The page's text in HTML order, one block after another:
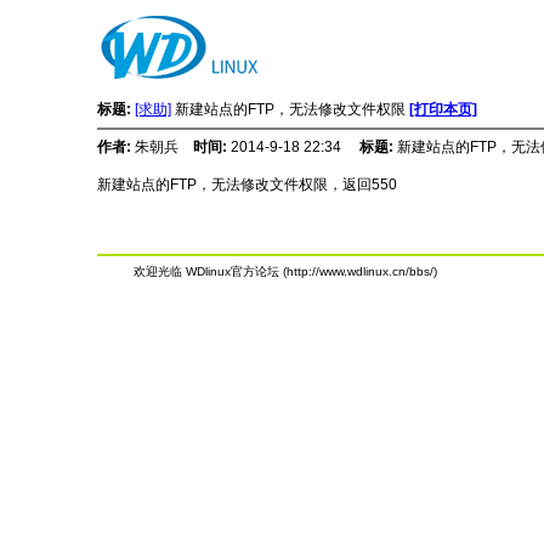
标题: [求助] 新建站点的FTP，无法修改文件权限 [打印本页]
作者: 朱朝兵 时间: 2014-9-18 22:34 标题: 新建站点的FTP，无
新建站点的FTP，无法修改文件权限，返回550
欢迎光临 WDlinux官方论坛 (http://www.wdlinux.cn/bbs/)